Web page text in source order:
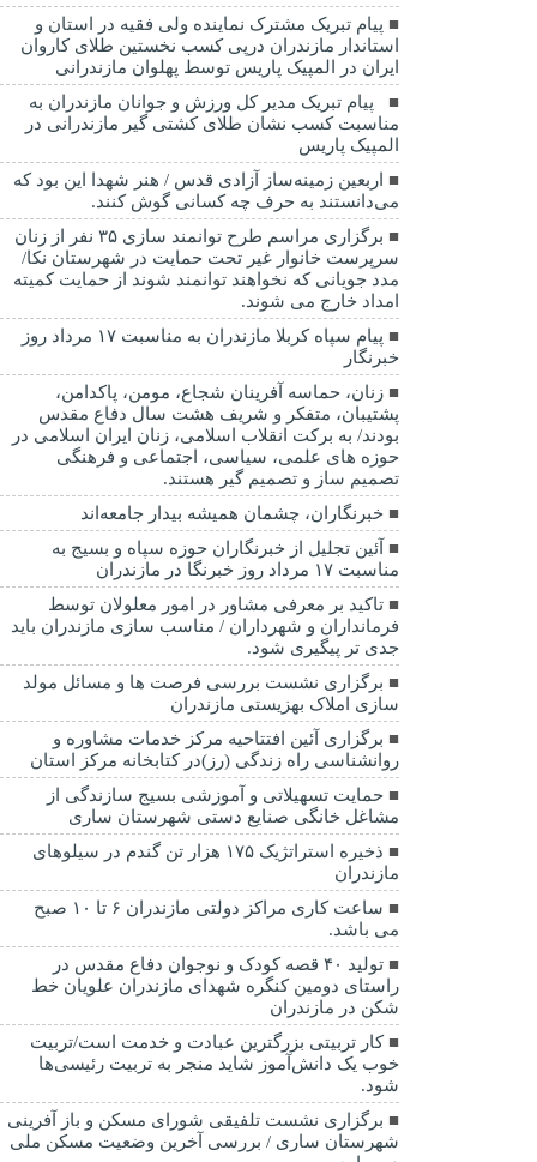
پیام تبریک مشترک نماینده ولی فقیه در استان و
استاندار مازندران درپی کسب نخستین طلای کاروان
ایران در المپیک پاریس توسط پهلوان مازندرانی
‍ ‍ پیام تبریک مدیر کل ورزش و جوانان مازندران به
مناسبت کسب نشان طلای کشتی گیر مازندرانی در
المپیک پاریس
اربعین زمینه‌ساز آزادی قدس / هنر شهدا این بود که
می‌دانستند به حرف چه کسانی گوش کنند.
برگزاری مراسم طرح توانمند سازی ۳۵ نفر از زنان
سرپرست خانوار غیر تحت حمایت در شهرستان نکا/
مدد جویانی که نخواهند توانمند شوند از حمایت کمیته
امداد خارج می شوند.
پیام سپاه کربلا مازندران به مناسبت ۱۷ مرداد روز
خبرنگار
زنان، حماسه آفرینان شجاع، مومن، پاکدامن،
پشتیبان، متفکر و شریف هشت سال دفاع مقدس
بودند/ به برکت انقلاب اسلامی، زنان ایران اسلامی در
حوزه های علمی، سیاسی، اجتماعی و فرهنگی
تصمیم ساز و تصمیم گیر هستند.
خبرنگاران، چشمان همیشه بیدار جامعه‌اند
آئین تجلیل از خبرنگاران حوزه سپاه و بسیج به
مناسبت ۱۷ مرداد روز خبرنگا در مازندران
تاکید بر معرفی مشاور در امور معلولان توسط
فرمانداران و شهرداران / مناسب سازی مازندران باید
جدی تر پیگیری شود.
برگزاری نشست بررسی فرصت ها و مسائل مولد
سازی املاک بهزیستی مازندران
برگزاری آئین افتتاحیه مرکز خدمات مشاوره و
روانشناسی راه زندگی (رز)در کتابخانه مرکز استان
حمایت تسهیلاتی و آموزشی بسیج سازندگی از
مشاغل خانگی صنایع دستی شهرستان ساری
ذخیره استراتژیک ۱۷۵ هزار تن گندم در سیلوهای
مازندران
ساعت کاری مراکز دولتی مازندران ۶ تا ۱۰ صبح
می باشد.
تولید ۴۰ قصه کودک و نوجوان دفاع مقدس در
راستای دومین کنگره شهدای مازندران علویان خط
شکن در مازندران
کار تربیتی بزرگترین عبادت و خدمت است/تربیت
خوب یک دانش‌آموز شاید منجر به تربیت رئیسی‌ها
شود.
برگزاری ‌نشست تلفیقی شورای مسکن و باز آفرینی
شهرستان ساری / بررسی آخرین وضعیت مسکن ملی